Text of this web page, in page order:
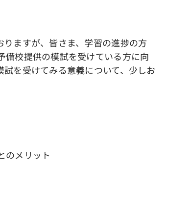
ますが、皆さま、学習の進捗の方
備校提供の模試を受けている方に向
を受けてみる意義について、少しお
のメリット